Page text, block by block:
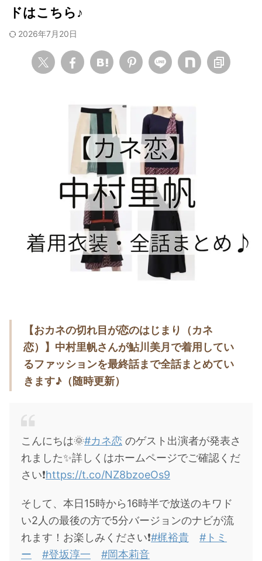
・
水川あさみ
・田中みな実
松岡茉優
福原遥
出口夏希
芳根京子
北川景子
橋本環奈
【よく検索されてる男性芸能人】
京本大我
松村北斗
木村拓哉（キムタク）
佐藤健
玉森裕太
ドはこちら♪
2026年7月20日
【おカネの切れ目が恋のはじまり（カネ
恋）】中村里帆さんが鮎川美月で着用してい
るファッションを最終話まで全話まとめてい
きます♪（随時更新）
こんにちは🌞#カネ恋 のゲスト出演者が発表さ
れました✨詳しくはホームページでご確認くだ
さい❗️https://t.co/NZ8bzoeOs9
そして、本日15時から16時半で放送のキワド
い2人の最後の方で5分バージョンのナビが流
れます！お楽しみください❗️#梶裕貴
#トミ
ー
#登坂淳一 #岡本莉音